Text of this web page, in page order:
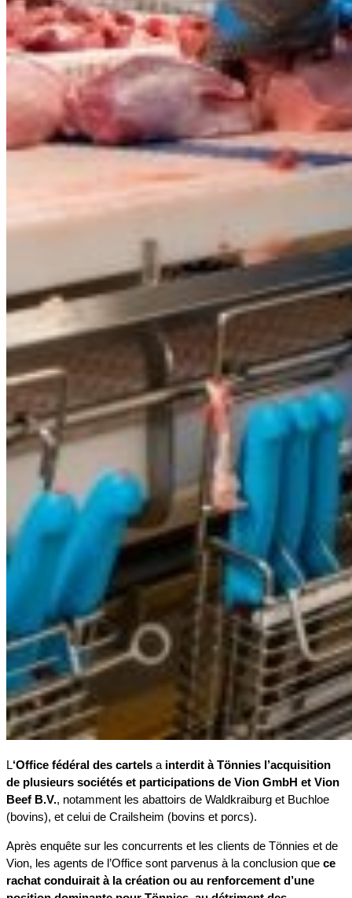
L‘Office fédéral des cartels a interdit à Tönnies l’acquisition
de plusieurs sociétés et participations de Vion GmbH et Vion
Beef B.V., notamment les abattoirs de Waldkraiburg et Buchloe
(bovins), et celui de Crailsheim (bovins et porcs).
Après enquête sur les concurrents et les clients de Tönnies et de
Vion, les agents de l’Office sont parvenus à la conclusion que ce
rachat conduirait à la création ou au renforcement d’une